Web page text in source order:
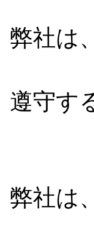
弊社は
遵守す
弊社は